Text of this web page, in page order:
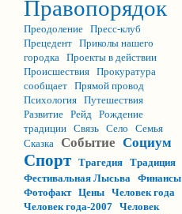
Правопорядок
Преодоление Пресс-клуб
Прецедент Приколы нашего
городка Проекты в действии
Происшествия Прокуратура
сообщает Прямой провод
Психология Путешествия
Развитие Рейд Рождение
традиции Связь Село
Семья
Сказка Событие Социум
Спорт Трагедия Традиция
Фестивальная Лысьва Финансы
Фотофакт Цены Человек года
Человек года-2007 Человек